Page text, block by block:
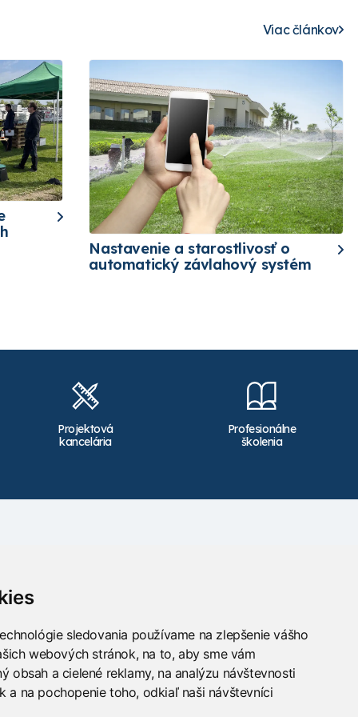
sledovania používame na zlepšenie vášho
webových stránok, na to, aby sme vám
obsah a cielené reklamy, na analýzu návštevnosti
a na pochopenie toho, odkiaľ naši návštevníci
Viac článkov
Nastavenie a starostlivosť o
automatický závlahový systém
Projektová
kancelária
Profesionálne
školenia
Sledujte nás